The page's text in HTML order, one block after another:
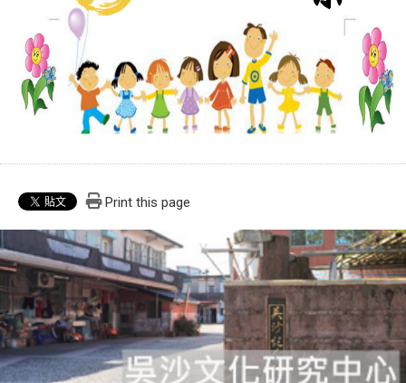
Print this page